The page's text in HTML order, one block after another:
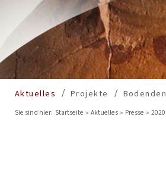
Aktuelles Projekte
Sie sind hier: Startseite Aktuelles Presse 2020